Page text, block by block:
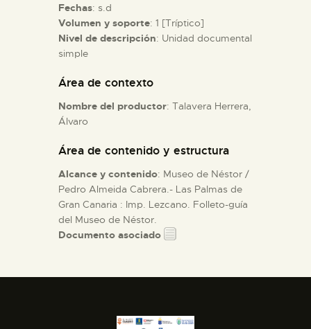
DIDÁCTICA
ESPAÑOL
Fechas: s.d
Volumen y soporte: 1 [Tríptico]
Nivel de descripción: Unidad documental
simple
Área de contexto
Nombre del productor: Talavera Herrera,
Álvaro
Área de contenido y estructura
Alcance y contenido: Museo de Néstor /
Pedro Almeida Cabrera.- Las Palmas de
Gran Canaria : Imp. Lezcano. Folleto-guía
del Museo de Néstor.
Documento asociado